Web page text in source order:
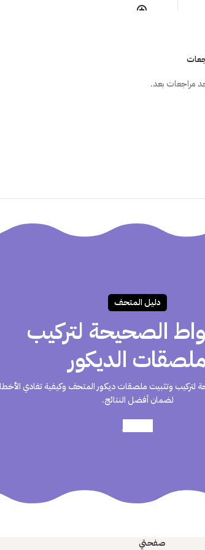
مراجعات بعد.
دليـل المتحـف
الصحيحة لتركيب
الديكور
لتركيب وتثبيت ملصقات ديكور المتحف وكيفية تفادي
لضمان أفضل النتائج.
صفحتي